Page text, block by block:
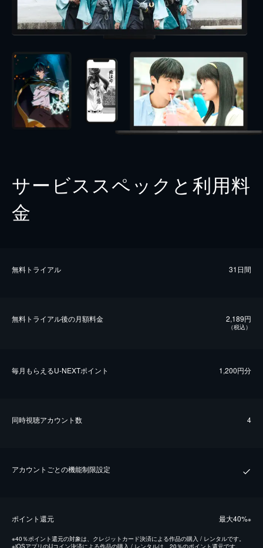
サービススペックと利用料
金
無料トライアル 31日間
無料トライアル後の⽉額料金 2,189円
（税込）
毎⽉もらえるU-NEXTポイント 1,200円分
同時視聴アカウント数 4
アカウントごとの機能制限設定
ポイント還元 最⼤40%※
※40％ポイント還元の対象は、クレジットカード決済による作品の購入 / レンタルです。
※iOSアプリのUコイン決済による作品の購入 / レンタルは、20％のポイント還元です。